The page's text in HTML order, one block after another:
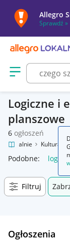
Allegro
Sprawdź »
Otwórz menu z
Logiczne i
planszowe
6 ogłoszeń
Lokalnie Kultura i
Podobne:
Filtruj
Ogłoszenia